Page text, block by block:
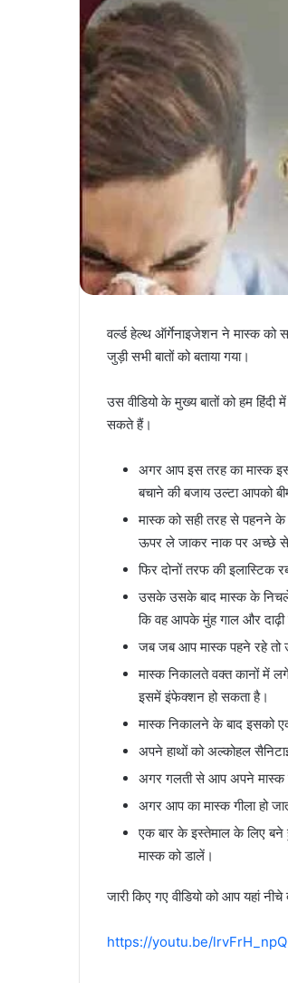
वर्ल्ड हेल्थ ऑर्गेनाइजेशन ने मास्क को
जुड़ी सभी बातों को बताया गया।
उस वीडियो के मुख्य बातों को हम
सकते हैं।
अगर आप इस तरह का मास्क
बचाने की बजाय उल्टा आपको
मास्क को सही तरह से पहनने
ऊपर ले जाकर नाक पर अच्छे
फिर दोनों तरफ की
उसके उसके बाद मास्क के
कि वह आपके मुंह गाल और
जब जब आप मास्क पहने रहे तो
मास्क निकालते वक्त कानों में
इसमें इंफेक्शन हो सकता है।
मास्क निकालने के बाद इसको
अपने हाथों को अल्कोहल
अगर गलती से आप अपने मास्क
अगर आप का मास्क गीला हो
एक बार के इस्तेमाल के लिए बने
मास्क को डालें।
जारी किए गए वीडियो को आप यहां
https://youtu.be/